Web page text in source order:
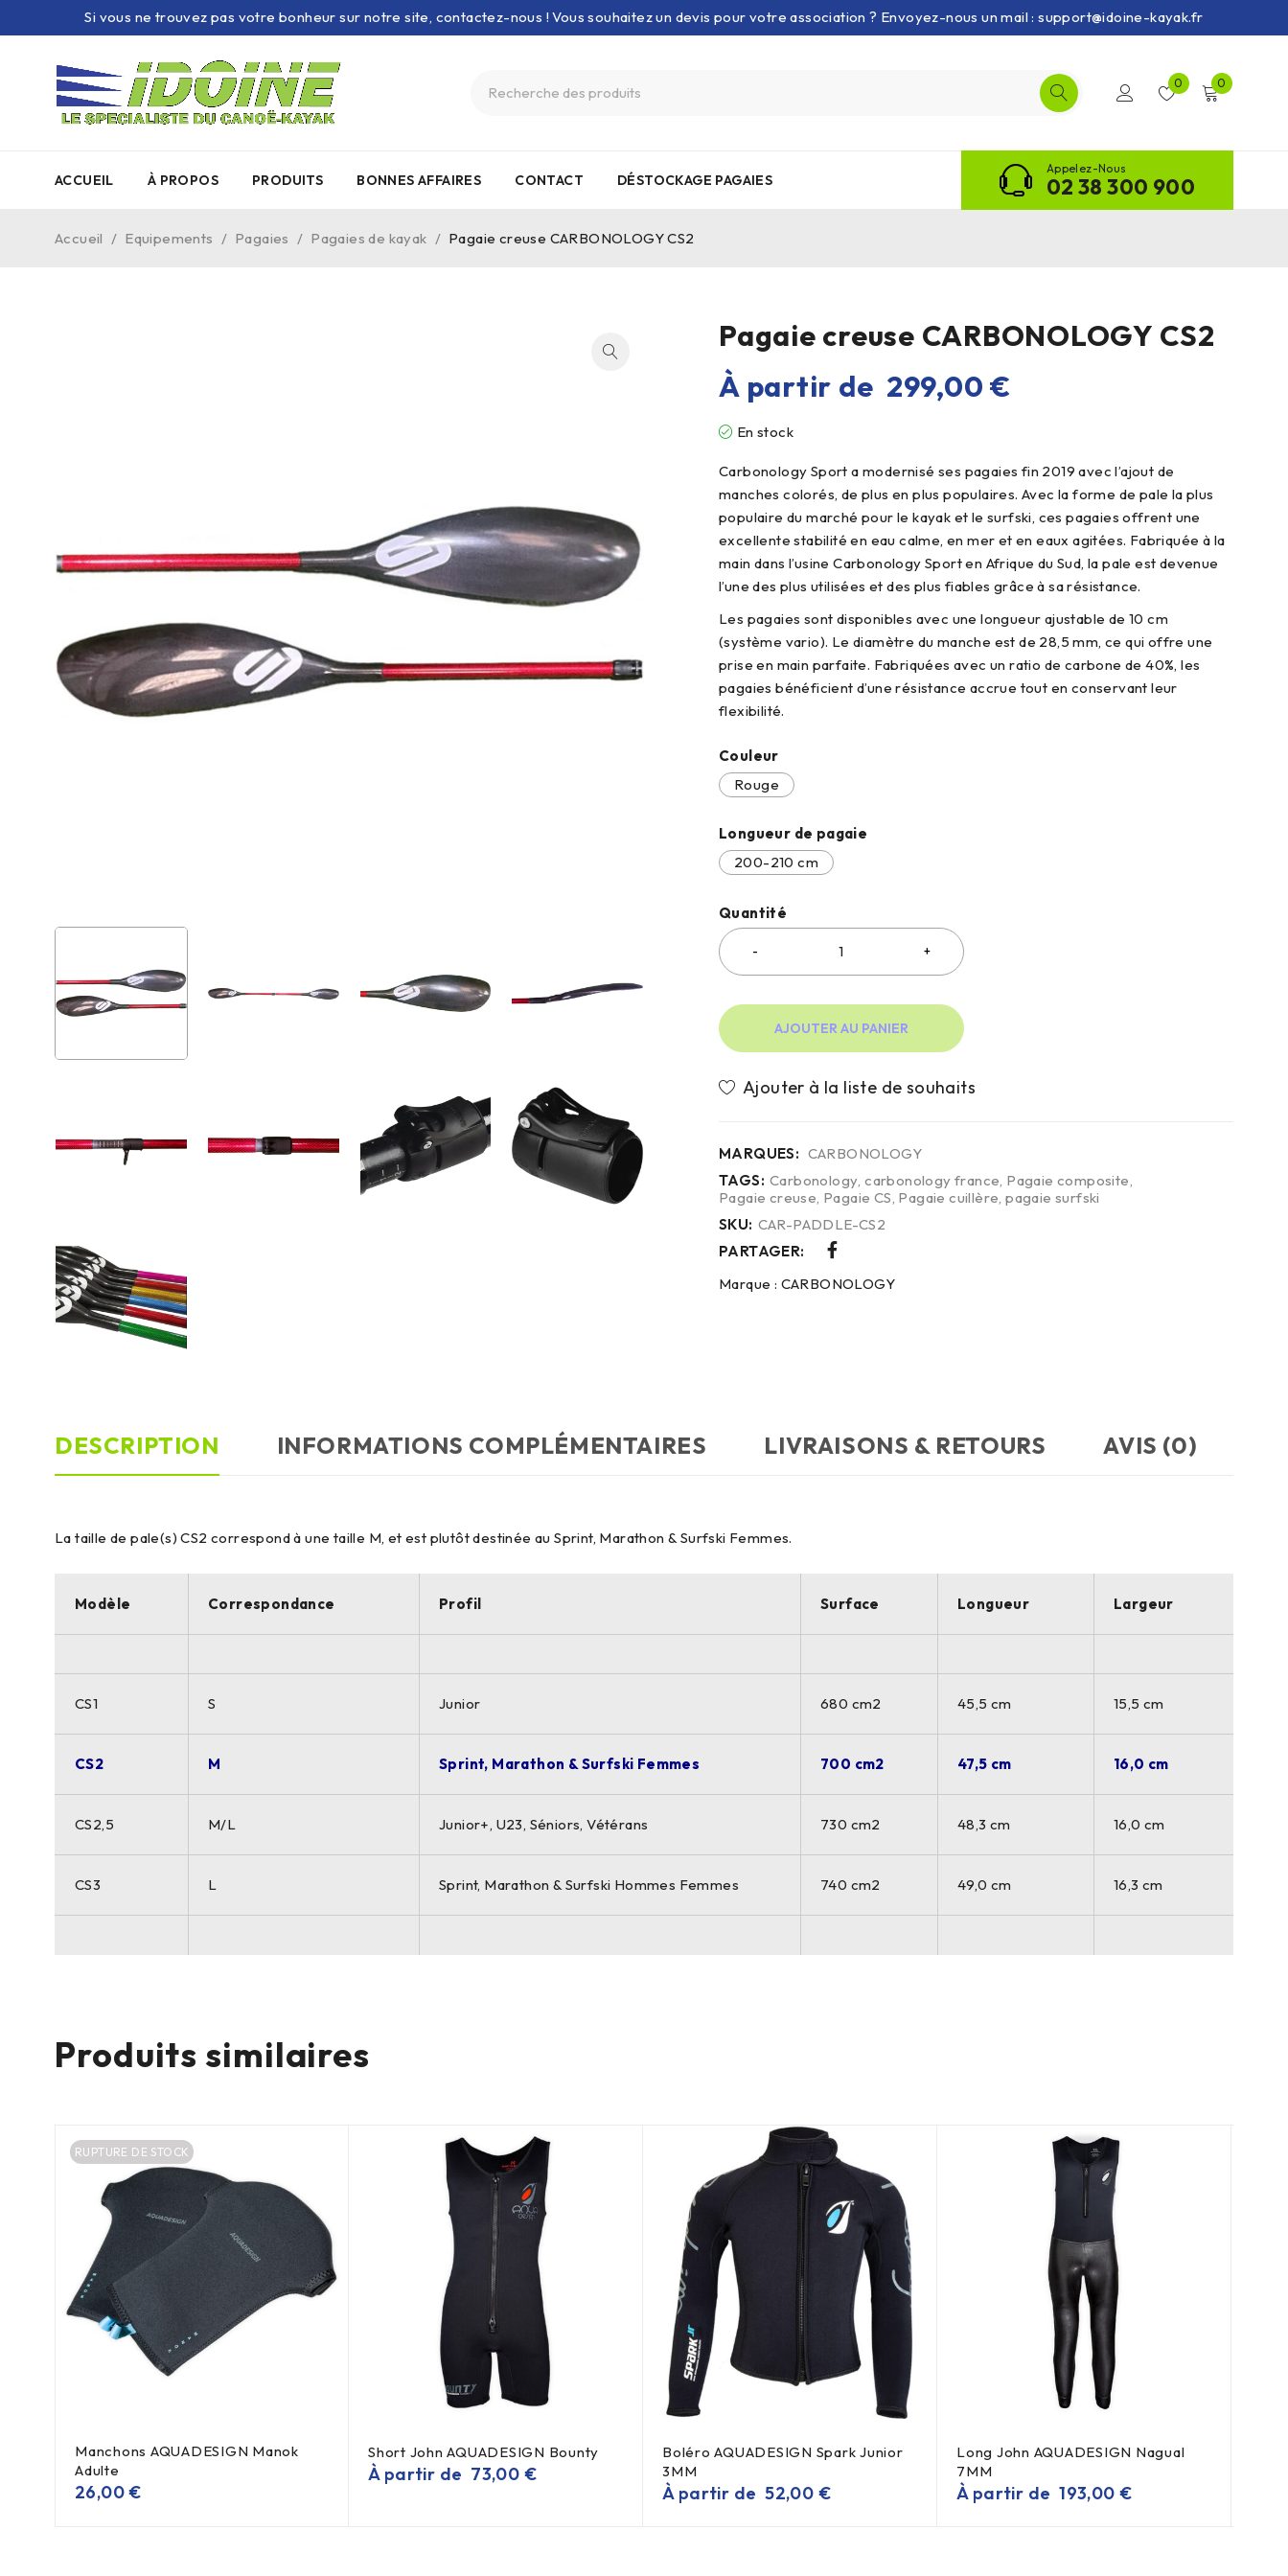
Si vous ne trouvez pas votre bonheur sur notre site, contactez-nous ! Vous souhaitez un devis pour votre association ? Envoyez-nous un mail : support@idoine-kayak.fr
0 0
ACCUEIL À PROPOS PRODUITS BONNES AFFAIRES CONTACT DÉSTOCKAGE PAGAIES
Appelez-Nous
02 38 300 900
Accueil / Equipements / Pagaies / Pagaies de kayak / Pagaie creuse CARBONOLOGY CS2
Pagaie creuse CARBONOLOGY CS2
À partir de 299,00 €
En stock
Carbonology Sport a modernisé ses pagaies fin 2019 avec l’ajout de
manches colorés, de plus en plus populaires. Avec la forme de pale la plus
populaire du marché pour le kayak et le surfski, ces pagaies offrent une
excellente stabilité en eau calme, en mer et en eaux agitées. Fabriquée à la
main dans l’usine Carbonology Sport en Afrique du Sud, la pale est devenue
l’une des plus utilisées et des plus fiables grâce à sa résistance.
Les pagaies sont disponibles avec une longueur ajustable de 10 cm
(système vario). Le diamètre du manche est de 28,5 mm, ce qui offre une
prise en main parfaite. Fabriquées avec un ratio de carbone de 40%, les
pagaies bénéficient d’une résistance accrue tout en conservant leur
flexibilité.
Couleur
Rouge
Longueur de pagaie
200-210 cm
Quantité
AJOUTER AU PANIER
MARQUES: CARBONOLOGY
TAGS: Carbonology,carbonology france, Pagaie composite,
Pagaie creuse, Pagaie CS, Pagaie cuillère,pagaie surfski
SKU: CAR-PADDLE-CS2
PARTAGER:
Marque : CARBONOLOGY
DESCRIPTION INFORMATIONS COMPLÉMENTAIRES LIVRAISONS & RETOURS AVIS (0)
La taille de pale(s) CS2 correspond à une taille M, et est plutôt destinée au Sprint, Marathon & Surfski Femmes.
Modèle Correspondance Profil Surface Longueur Largeur
CS1 S Junior 680 cm2 45,5 cm 15,5 cm
CS2 M Sprint, Marathon & Surfski Femmes 700 cm2 47,5 cm 16,0 cm
CS2,5 M/L Junior+, U23, Séniors, Vétérans 730 cm2 48,3 cm 16,0 cm
CS3 L Sprint, Marathon & Surfski Hommes Femmes 740 cm2 49,0 cm 16,3 cm
Produits similaires
RUPTURE DE STOCK
Manchons AQUADESIGN Manok
Adulte
26,00€
Short John AQUADESIGN Bounty
À partir de 73,00 €
Boléro AQUADESIGN Spark Junior
3MM
À partir de52,00 €
Long John AQUADESIGN Nagual
7MM
À partir de193,00€